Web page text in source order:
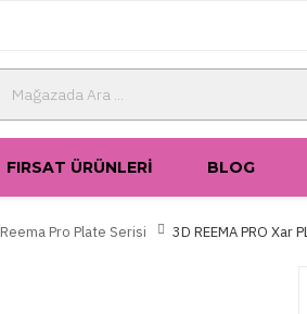
FIRSAT ÜRÜNLERI BLOG
Reema Pro Plate Serisi 3D REEMA PRO Xar